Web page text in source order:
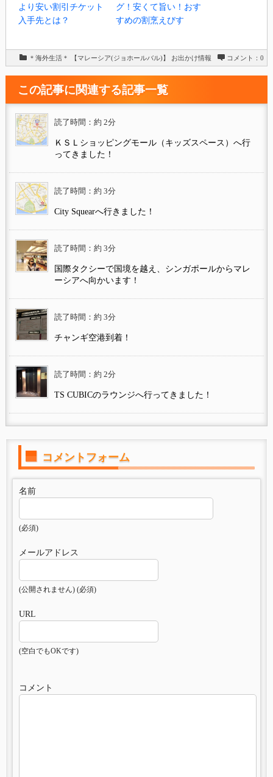
より安い割引チケット
入手先とは？
グ！安くて旨い！おす
すめの割烹えびす
＊海外生活＊ 【マレーシア(ジョホールバル)】 お出かけ情報 コメント：0
この記事に関連する記事一覧
読了時間：約 2分
ＫＳＬショッピングモール（キッズスペース）へ行
ってきました！
読了時間：約 3分
City Squearへ行きました！
読了時間：約 3分
国際タクシーで国境を越え、シンガポールからマレ
ーシアへ向かいます！
読了時間：約 3分
チャンギ空港到着！
読了時間：約 2分
TS CUBICのラウンジへ行ってきました！
コメントフォーム
名前
(必須)
メールアドレス
(公開されません) (必須)
URL
(空白でもOKです)
コメント